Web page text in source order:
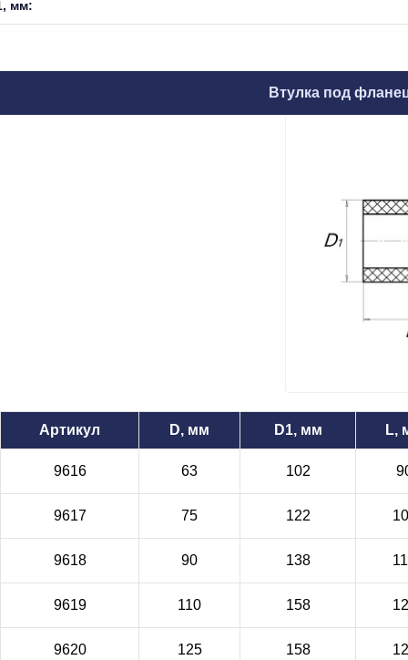
мм:
Втулка под
Артикул D, мм D1, мм L,
9616 63 102
9617 75 122
9618 90 138
9619 110 158
9620 125 158